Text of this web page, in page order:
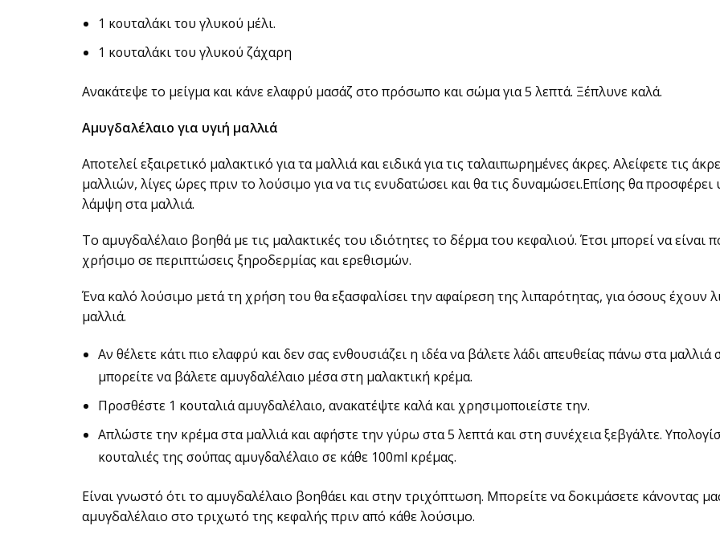
1 κουταλάκι του γλυκού μέλι.
1 κουταλάκι του γλυκού ζάχαρη
Ανακάτεψε το μείγμα και κάνε ελαφρύ μασάζ στο πρόσωπο και σώμα για 5 λεπτά. Ξέπλυνε καλά.
Αμυγδαλέλαιο για υγιή μαλλιά
Αποτελεί εξαιρετικό μαλακτικό για τα μαλλιά και ειδικά για τις ταλαιπωρημένες άκρες. Αλείφετε τις
μαλλιών, λίγες ώρες πριν το λούσιμο για να τις ενυδατώσει και θα τις δυναμώσει.Επίσης θα προσφέρει
λάμψη στα μαλλιά.
Το αμυγδαλέλαιο βοηθά με τις μαλακτικές του ιδιότητες το δέρμα του κεφαλιού. Έτσι μπορεί να είναι
χρήσιμο σε περιπτώσεις ξηροδερμίας και ερεθισμών.
Ένα καλό λούσιμο μετά τη χρήση του θα εξασφαλίσει την αφαίρεση της λιπαρότητας, για όσους έχουν
μαλλιά.
Αν θέλετε κάτι πιο ελαφρύ και δεν σας ενθουσιάζει η ιδέα να βάλετε λάδι απευθείας πάνω στα μαλλιά
μπορείτε να βάλετε αμυγδαλέλαιο μέσα στη μαλακτική κρέμα.
Προσθέστε 1 κουταλιά αμυγδαλέλαιο, ανακατέψτε καλά και χρησιμοποιείστε την.
Απλώστε την κρέμα στα μαλλιά και αφήστε την γύρω στα 5 λεπτά και στη συνέχεια ξεβγάλτε.
κουταλιές της σούπας αμυγδαλέλαιο σε κάθε 100ml κρέμας.
Είναι γνωστό ότι το αμυγδαλέλαιο βοηθάει και στην τριχόπτωση. Μπορείτε να δοκιμάσετε κάνοντας
αμυγδαλέλαιο στο τριχωτό της κεφαλής πριν από κάθε λούσιμο.